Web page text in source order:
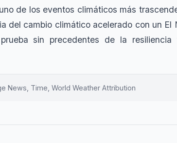
de los eventos climáticos más
del cambio climático acelerado con un El
sin precedentes de la
News, Time, World Weather Attribution